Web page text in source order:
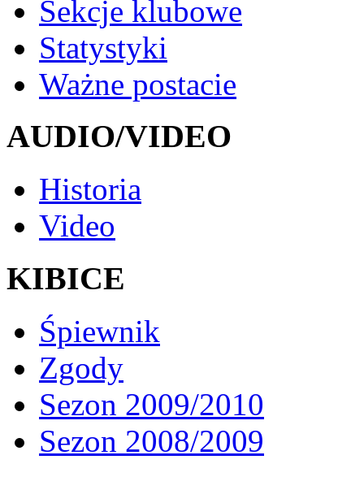
Sekcje klubowe
Statystyki
Ważne postacie
AUDIO/VIDEO
Historia
Video
KIBICE
Śpiewnik
Zgody
Sezon 2009/2010
Sezon 2008/2009